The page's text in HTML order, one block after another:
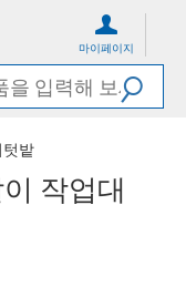
마이페이지
텃밭
작업대